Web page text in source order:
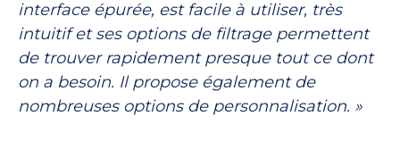
interface épurée, est facile à utiliser, très
intuitif et ses options de filtrage permettent
de trouver rapidement presque tout ce dont
on a besoin. Il propose également de
nombreuses options de personnalisation. »